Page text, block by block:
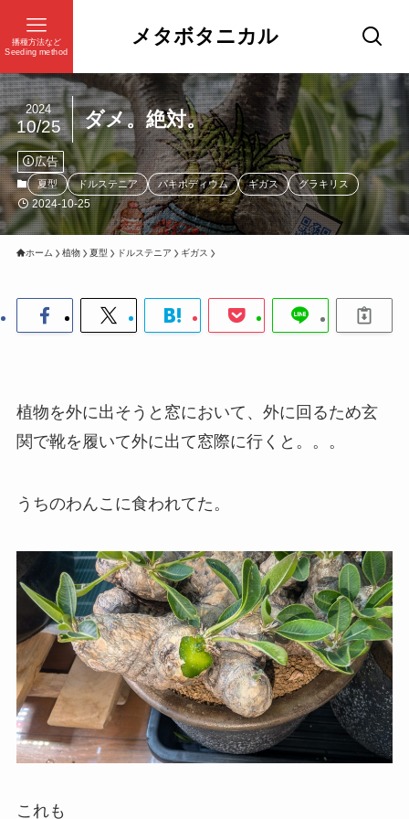
メタボタニカル
播種方法など
Seeding method
ダメ。絶対。
2024
10/25
広告
夏型 ドルステニア パキポディウム ギガス グラキリス
2024-10-25
ホーム 植物 夏型 ドルステニア ギガス
植物を外に出そうと窓において、外に回るため玄
関で靴を履いて外に出て窓際に行くと。。。
うちのわんこに食われてた。
これも